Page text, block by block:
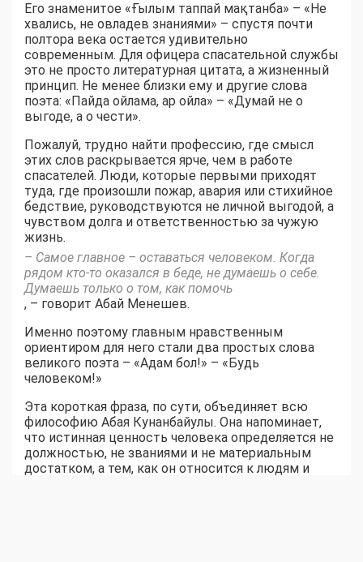
Его знаменитое «Ғылым таппай мақтанба» – «Не
хвались, не овладев знаниями» – спустя почти
полтора века остается удивительно
современным. Для офицера спасательной службы
это не просто литературная цитата, а жизненный
принцип. Не менее близки ему и другие слова
поэта: «Пайда ойлама, ар ойла» – «Думай не о
выгоде, а о чести».
Пожалуй, трудно найти профессию, где смысл
этих слов раскрывается ярче, чем в работе
спасателей. Люди, которые первыми приходят
туда, где произошли пожар, авария или стихийное
бедствие, руководствуются не личной выгодой, а
чувством долга и ответственностью за чужую
жизнь.
– Самое главное – оставаться человеком. Когда
рядом кто-то оказался в беде, не думаешь о себе.
Думаешь только о том, как помочь
, – говорит Абай Менешев.
Именно поэтому главным нравственным
ориентиром для него стали два простых слова
великого поэта – «Адам бол!» – «Будь
человеком!»
Эта короткая фраза, по сути, объединяет всю
философию Абая Кунанбайулы. Она напоминает,
что истинная ценность человека определяется не
должностью, не званиями и не материальным
достатком, а тем, как он относится к людям и